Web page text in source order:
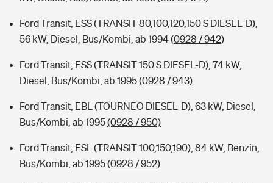
Ford Transit, ESS (TRANSIT 80,100,120,150 S DIESEL-D),
56 kW, Diesel, Bus/Kombi, ab 1994(0928 / 942)
Ford Transit, ESS (TRANSIT 150 S DIESEL-D), 74 kW,
Diesel, Bus/Kombi, ab 1995(0928 / 943)
Ford Transit, EBL (TOURNEO DIESEL-D), 63 kW, Diesel,
Bus/Kombi, ab 1995(0928 / 950)
Ford Transit, ESL (TRANSIT 100,150,190), 84 kW, Benzin,
Bus/Kombi, ab 1995(0928 / 952)